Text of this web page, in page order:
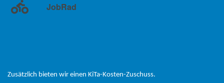
JobRad
Zusätzlich bieten wir einen KiTa-Kosten-Zuschuss.